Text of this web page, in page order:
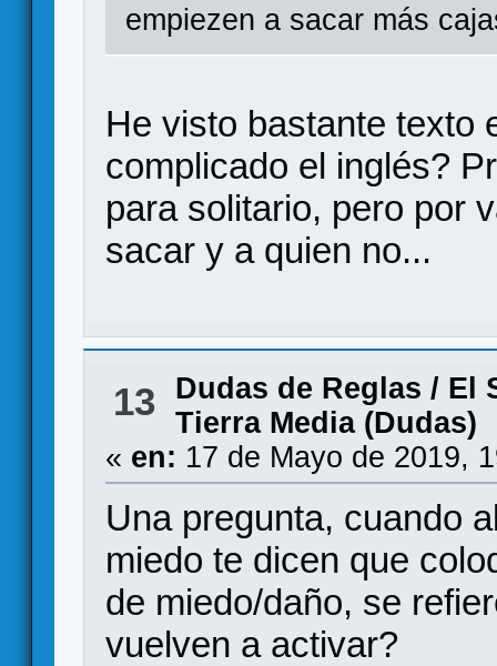
empiezen a sacar más
He visto bastante texto
complicado el inglés?
para solitario, pero por
sacar y a quien no...
13 Dudas de Reglas / El
Tierra Media (Dudas)
« en: 17 de Mayo de 2019,
Una pregunta, cuando
miedo te dicen que
de miedo/daño, se
vuelven a activar?